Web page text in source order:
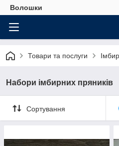
Волошки
Товари та послуги
Набори імбирних пряників
Сортування